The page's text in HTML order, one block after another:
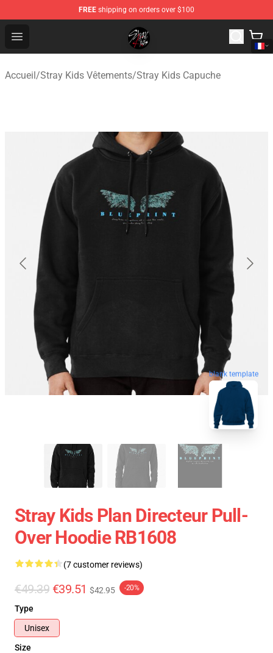
FREE shipping on orders over $100
Open menu
Stray Kids Shop - Official Stray Kids Merchandise Store
Accueil/Stray Kids Vêtements/Stray Kids Capuche
blank template
Stray Kids Plan Directeur Pull-
Over Hoodie RB1608
(7 customer reviews)
€49.39 €39.51 $42.95 -20%
Type
Unisex
Size